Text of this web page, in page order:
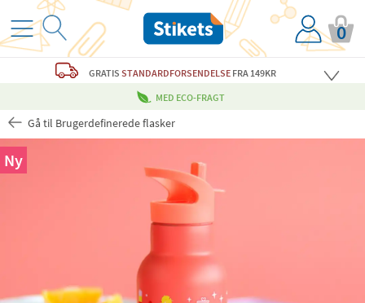
0
GRATISSTANDARDFORSENDELSE FRA 149KR
MED ECO-FRAGT
Gå til Brugerdefinerede flasker
Ny